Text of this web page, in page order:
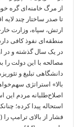
از مرگ خامنه‌ای گره
تا صدر ساختار چند
ارتش، سپاه، وزارت
منطقه‌ای نفوذ کافی
در یک سال گذشته و در
مصالحه با این دولت
دانشگاهی تبلیغ و
بالا» استراتژی
اصلاح‌طلبانه مردم این
استحاله پیدا کرده؛
فشار از بالای ترامپ